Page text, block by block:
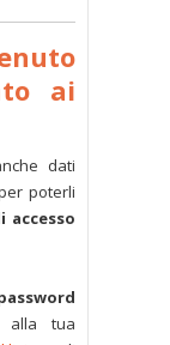
ai
dati
poterli
accesso
alla tua